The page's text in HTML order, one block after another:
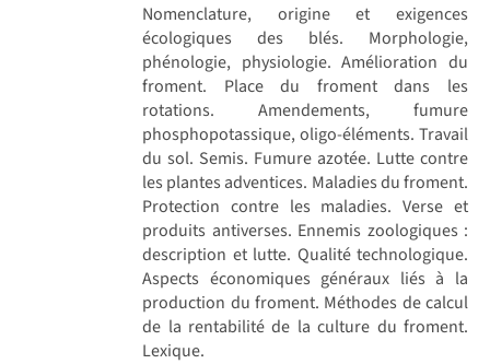
Nomenclature, origine et exigences
écologiques des blés. Morphologie,
phénologie, physiologie. Amélioration du
froment. Place du froment dans les
rotations. Amendements, fumure
phosphopotassique, oligo-éléments. Travail
du sol. Semis. Fumure azotée. Lutte contre
les plantes adventices. Maladies du froment.
Protection contre les maladies. Verse et
produits antiverses. Ennemis zoologiques :
description et lutte. Qualité technologique.
Aspects économiques généraux liés à la
production du froment. Méthodes de calcul
de la rentabilité de la culture du froment.
Lexique.